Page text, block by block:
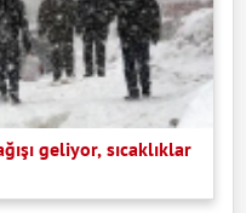
geliyor, sıcaklıklar